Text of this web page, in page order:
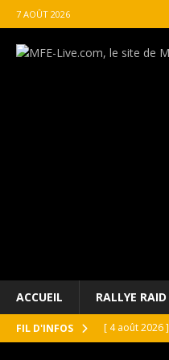
7 AOÛT 2026
ACCUEIL RALLYE RAID
FIL D'INFOS [ 4 août 2026 ]